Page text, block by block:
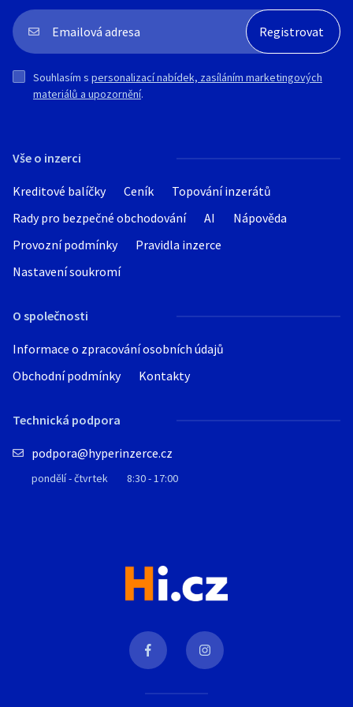
Vše o inzerci
Kreditové balíčky Ceník
Topování inzerátů
Rady pro bezpečné obchodování
AI
Nápověda
Provozní podmínky
Pravidla inzerce
Nastavení soukromí
O společnosti
Informace o zpracování osobních údajů
Obchodní podmínky
Kontakty
Technická podpora
podpora@hyperinzerce.cz
pondělí - čtvrtek 8:30 - 17:00
Souhlasím s personalizací nabídek, zasíláním marketingových
materiálů a upozornění.